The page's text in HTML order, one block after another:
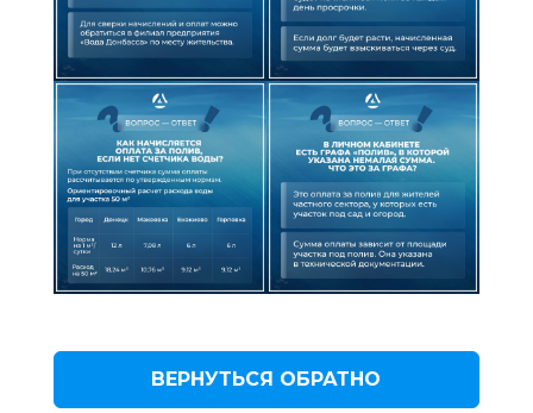
ВЕРНУТЬСЯ ОБРАТНО